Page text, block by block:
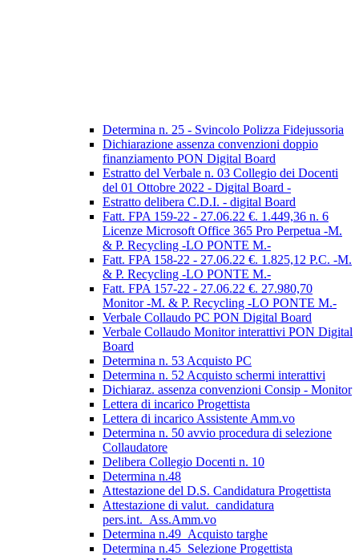
Determina n. 25 - Svincolo Polizza Fidejussoria
Dichiarazione assenza convenzioni doppio
finanziamento PON Digital Board
Estratto del Verbale n. 03 Collegio dei Docenti
del 01 Ottobre 2022 - Digital Board -
Estratto delibera C.D.I. - digital Board
Fatt. FPA 159-22 - 27.06.22 €. 1.449,36 n. 6
Licenze Microsoft Office 365 Pro Perpetua -M.
& P. Recycling -LO PONTE M.-
Fatt. FPA 158-22 - 27.06.22 €. 1.825,12 P.C. -M.
& P. Recycling -LO PONTE M.-
Fatt. FPA 157-22 - 27.06.22 €. 27.980,70
Monitor -M. & P. Recycling -LO PONTE M.-
Verbale Collaudo PC PON Digital Board
Verbale Collaudo Monitor interattivi PON Digital
Board
Determina n. 53 Acquisto PC
Determina n. 52 Acquisto schermi interattivi
Dichiaraz. assenza convenzioni Consip - Monitor
Lettera di incarico Progettista
Lettera di incarico Assistente Amm.vo
Determina n. 50 avvio procedura di selezione
Collaudatore
Delibera Collegio Docenti n. 10
Determina n.48
Attestazione del D.S. Candidatura Progettista
Attestazione di valut._candidatura
pers.int._Ass.Amm.vo
Determina n.49_Acquisto targhe
Determina n.45_Selezione Progettista